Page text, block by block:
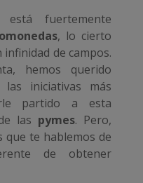
está fuertemente
, lo cierto
de campos.
hemos querido
iniciativas más
partido a esta
las pymes. Pero,
que te hablemos de
de obtener